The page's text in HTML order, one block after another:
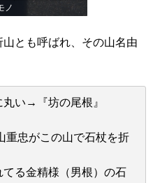
ノ
とも呼ばれ、その山名由
い→『坊の尾根』
重忠がこの山で石杖を折
る金精様（男根）の石